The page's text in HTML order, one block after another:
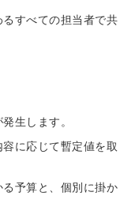
すべての担当者で共
生します。
に応じて暫定値を取
予算と、個別に掛か